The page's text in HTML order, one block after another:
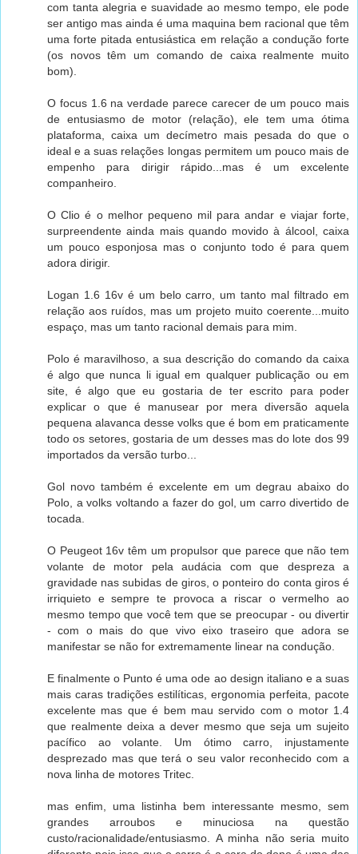
com tanta alegria e suavidade ao mesmo tempo, ele pode
ser antigo mas ainda é uma maquina bem racional que têm
uma forte pitada entusiástica em relação a condução forte
(os novos têm um comando de caixa realmente muito
bom).
O focus 1.6 na verdade parece carecer de um pouco mais
de entusiasmo de motor (relação), ele tem uma ótima
plataforma, caixa um decímetro mais pesada do que o
ideal e a suas relações longas permitem um pouco mais de
empenho para dirigir rápido...mas é um excelente
companheiro.
O Clio é o melhor pequeno mil para andar e viajar forte,
surpreendente ainda mais quando movido à álcool, caixa
um pouco esponjosa mas o conjunto todo é para quem
adora dirigir.
Logan 1.6 16v é um belo carro, um tanto mal filtrado em
relação aos ruídos, mas um projeto muito coerente...muito
espaço, mas um tanto racional demais para mim.
Polo é maravilhoso, a sua descrição do comando da caixa
é algo que nunca li igual em qualquer publicação ou em
site, é algo que eu gostaria de ter escrito para poder
explicar o que é manusear por mera diversão aquela
pequena alavanca desse volks que é bom em praticamente
todo os setores, gostaria de um desses mas do lote dos 99
importados da versão turbo...
Gol novo também é excelente em um degrau abaixo do
Polo, a volks voltando a fazer do gol, um carro divertido de
tocada.
O Peugeot 16v têm um propulsor que parece que não tem
volante de motor pela audácia com que despreza a
gravidade nas subidas de giros, o ponteiro do conta giros é
irriquieto e sempre te provoca a riscar o vermelho ao
mesmo tempo que você tem que se preocupar - ou divertir
- com o mais do que vivo eixo traseiro que adora se
manifestar se não for extremamente linear na condução.
E finalmente o Punto é uma ode ao design italiano e a suas
mais caras tradições estilíticas, ergonomia perfeita, pacote
excelente mas que é bem mau servido com o motor 1.4
que realmente deixa a dever mesmo que seja um sujeito
pacífico ao volante. Um ótimo carro, injustamente
desprezado mas que terá o seu valor reconhecido com a
nova linha de motores Tritec.
mas enfim, uma listinha bem interessante mesmo, sem
grandes arroubos e minuciosa na questão
custo/racionalidade/entusiasmo. A minha não seria muito